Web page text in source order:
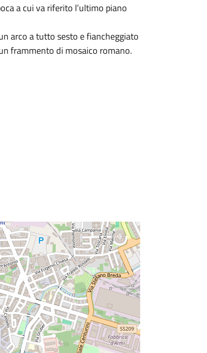
a cui va riferito l’ultimo piano
arco a tutto sesto e fiancheggiato
frammento di mosaico romano.